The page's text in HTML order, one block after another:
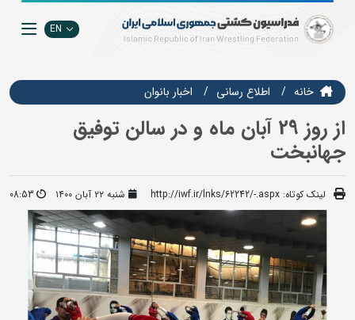
EN
خانه اطلاع رسانی اخبار بانوان
از روز 29 آبان ماه و در سالن توفیق
جهانبخت
لینک کوتاه: http://iwf.ir/lnks/62242/-.aspx شنبه ۲۲ آبان ۱۴۰۰ 08:53